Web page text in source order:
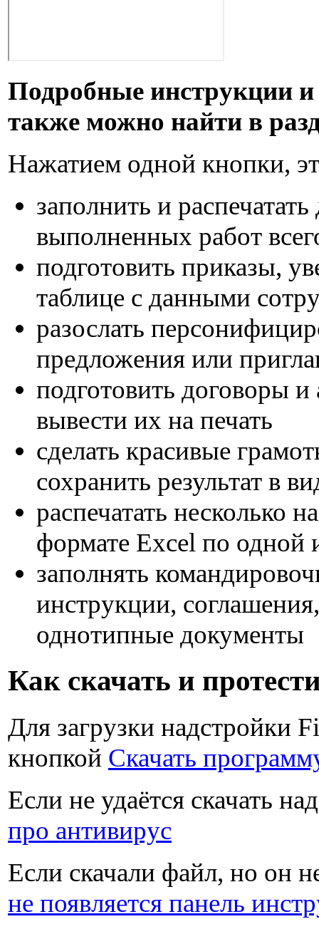
Подробные инструкции
также можно найти в
Нажатием одной кнопки,
заполнить и
выполненных работ
подготовить приказы,
таблице с данными
разослать
предложения или
подготовить договоры
вывести их на печать
сделать красивые
сохранить результат в
распечатать несколько
формате Excel по одной
заполнять
инструкции,
однотипные документы
Как скачать и
Для загрузки надстройки
кнопкой Скачать
Если не удаётся скачать
про антивирус
Если скачали файл, но он
не появляется панель